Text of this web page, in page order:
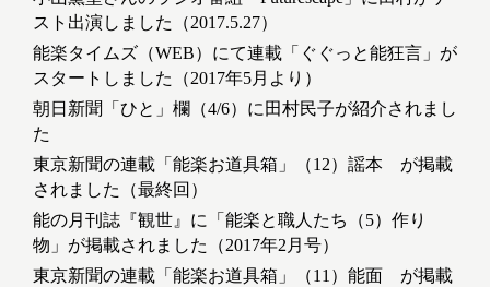
スト出演しました（2017.5.27）
能楽タイムズ（WEB）にて連載「ぐぐっと能狂言」が
スタートしました（2017年5月より）
朝日新聞「ひと」欄（4/6）に田村民子が紹介されまし
た
東京新聞の連載「能楽お道具箱」（12）謡本 が掲載
されました（最終回）
能の月刊誌『観世』に「能楽と職人たち（5）作り
物」が掲載されました（2017年2月号）
東京新聞の連載「能楽お道具箱」（11）能面 が掲載